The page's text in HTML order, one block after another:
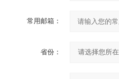
常用邮箱：
省份：